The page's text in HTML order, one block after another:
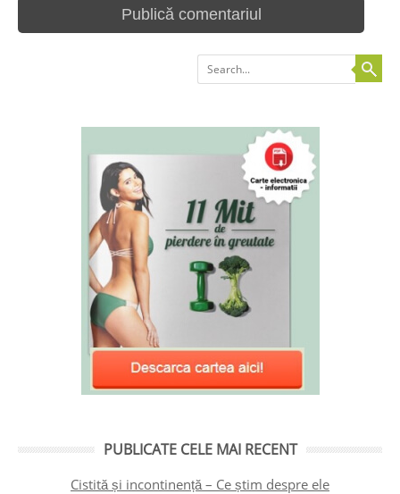
Search
PUBLICATE CELE MAI RECENT
Cistită și incontinență – Ce știm despre ele